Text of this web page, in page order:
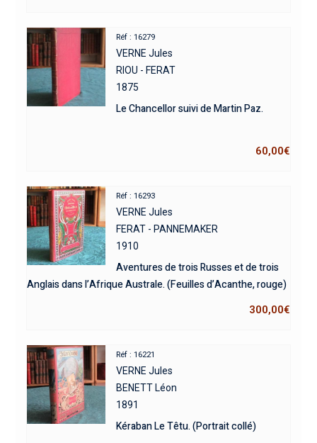
Réf : 16279
VERNE Jules
RIOU - FERAT
1875
Le Chancellor suivi de Martin Paz.
60,00€
Réf : 16293
VERNE Jules
FERAT - PANNEMAKER
1910
Aventures de trois Russes et de trois
Anglais dans l’Afrique Australe. (Feuilles d’Acanthe, rouge)
300,00€
Réf : 16221
VERNE Jules
BENETT Léon
1891
Kéraban Le Têtu. (Portrait collé)